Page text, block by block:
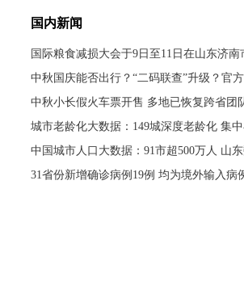
国内新闻
国际粮食减损大会于9日至11日在山东济南
中秋国庆能否出行？“二码联查”升级？官
中秋小长假火车票开售 多地已恢复跨省团
城市老龄化大数据：149城深度老龄化 集
中国城市人口大数据：91市超500万人 山
31省份新增确诊病例19例 均为境外输入病